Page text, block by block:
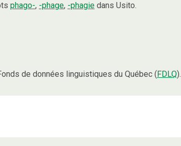
phago-, -phage, -phagie dans Usito.
de données linguistiques du Québec (FDLQ).